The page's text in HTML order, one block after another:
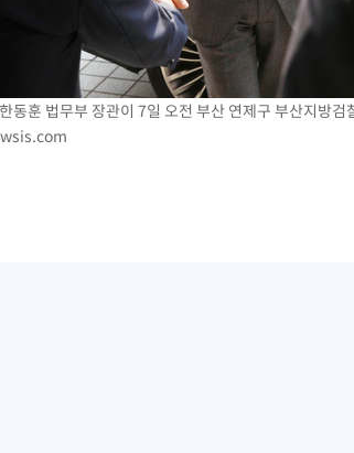
동훈 법무부 장관이 7일 오전 부산 연제구 부산지방